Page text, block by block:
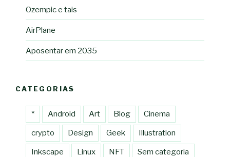
Ozempic e tais
AirPlane
Aposentar em 2035
CATEGORIAS
* Android Art Blog Cinema
crypto Design Geek Illustration
Inkscape Linux NFT Sem categoria